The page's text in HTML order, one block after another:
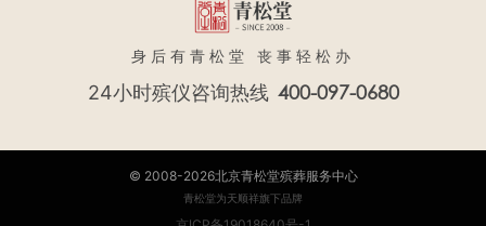
身后有青松堂 丧事轻松办
24小时殡仪咨询热线 400-097-0680
© 2008-2026北京青松堂殡葬服务中心
青松堂为天顺祥旗下品牌